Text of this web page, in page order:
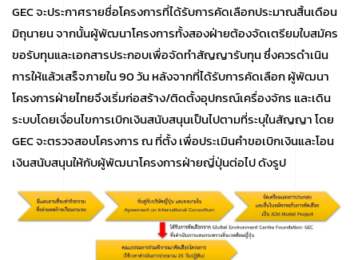
GEC จะประกาศรายชื่อโครงการที่ได้รับการคัดเลือกประมาณสิ้นเดือน
มิถุนายน จากนั้นผู้พัฒนาโครงการทั้งสองฝ่ายต้องจัดเตรียมใบสมัคร
ขอรับทุนและเอกสารประกอบเพื่อจัดทำสัญญารับทุน ซึ่งควรดำเนิน
การให้แล้วเสร็จภายใน 90 วัน หลังจากที่ได้รับการคัดเลือก ผู้พัฒนา
โครงการฝ่ายไทยจึงเริ่มก่อสร้าง/ติดตั้งอุปกรณ์เครื่องจักร และเดิน
ระบบโดยเงื่อนไขการเบิกเงินสนับสนุนเป็นไปตามที่ระบุในสัญญา โดย
GEC จะตรวจสอบโครงการ ณ ที่ตั้ง เพื่อประเมินคำขอเบิกเงินและโอน
เงินสนับสนุนให้กับผู้พัฒนาโครงการฝ่ายญี่ปุ่นต่อไป ดังรูป